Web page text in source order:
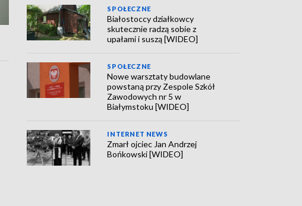
SPOŁECZNE
Białostoccy działkowcy
skutecznie radzą sobie z
upałami i suszą [WIDEO]
SPOŁECZNE
Nowe warsztaty budowlane
powstaną przy Zespole Szkół
Zawodowych nr 5 w
Białymstoku [WIDEO]
INTERNET NEWS
Zmarł ojciec Jan Andrzej
Bońkowski [WIDEO]